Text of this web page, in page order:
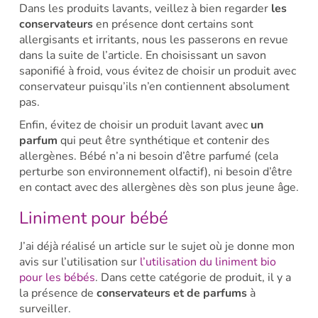
Dans les produits lavants, veillez à bien regarder les
conservateursen présence dont certains sont
allergisants et irritants, nous les passerons en revue
dans la suite de l’article. En choisissant un savon
saponifié à froid, vous évitez de choisir un produit avec
conservateur puisqu’ils n’en contiennent absolument
pas.
Enfin, évitez de choisir un produit lavant avec un
parfum qui peut être synthétique et contenir des
allergènes. Bébé n’a ni besoin d’être parfumé (cela
perturbe son environnement olfactif), ni besoin d’être
en contact avec des allergènes dès son plus jeune âge.
Liniment pour bébé
J’ai déjà réalisé un article sur le sujet où je donne mon
avis sur l’utilisation sur l’utilisation du liniment bio
pour les bébés. Dans cette catégorie de produit, il y a
la présence de conservateurs et de parfumsà
surveiller.